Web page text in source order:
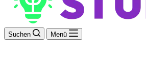
Suchen Menü